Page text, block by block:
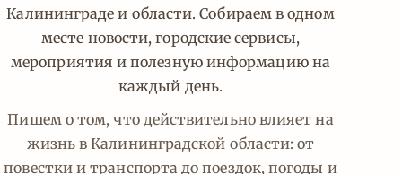
Калининграде и области. Собираем в одном
месте новости, городские сервисы,
мероприятия и полезную информацию на
каждый день.
Пишем о том, что действительно влияет на
жизнь в Калининградской области: от
повестки и транспорта до поездок, погоды и